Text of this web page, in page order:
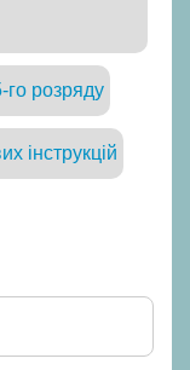
го розряду
інструкцій